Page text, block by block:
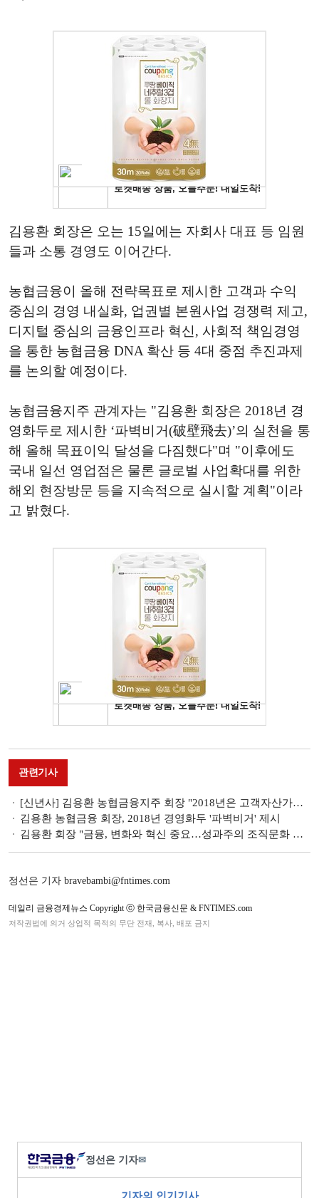
김용환 회장은 오는 15일에는 자회사 대표 등 임원
들과 소통 경영도 이어간다.
농협금융이 올해 전략목표로 제시한 고객과 수익
중심의 경영 내실화, 업권별 본원사업 경쟁력 제고,
디지털 중심의 금융인프라 혁신, 사회적 책임경영
을 통한 농협금융 DNA 확산 등 4대 중점 추진과제
를 논의할 예정이다.
농협금융지주 관계자는 "김용환 회장은 2018년 경
영화두로 제시한 ‘파벽비거(破壁飛去)’의 실천을 통
해 올해 목표이익 달성을 다짐했다"며 "이후에도
국내 일선 영업점은 물론 글로벌 사업확대를 위한
해외 현장방문 등을 지속적으로 실시할 계획"이라
고 밝혔다.
관련기사
[신년사] 김용환 농협금융지주 회장 "2018년은 고객자산가치 제고의 원년"
김용환 농협금융 회장, 2018년 경영화두 '파벽비거' 제시
김용환 회장 "금융, 변화와 혁신 중요…성과주의 조직문화 활성화 할 것"
정선은 기자 bravebambi@fntimes.com
데일리 금융경제뉴스 Copyright ⓒ 한국금융신문 & FNTIMES.com
저작권법에 의거 상업적 목적의 무단 전재, 복사, 배포 금지
정선은 기자✉